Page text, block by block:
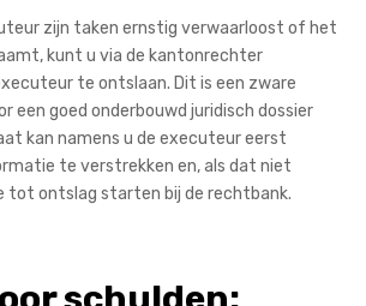
zijn taken ernstig verwaarloost of het
kunt u via de kantonrechter
te ontslaan. Dit is een zware
een goed onderbouwd juridisch dossier
kan namens u de executeur eerst
te verstrekken en, als dat niet
tot ontslag starten bij de rechtbank.